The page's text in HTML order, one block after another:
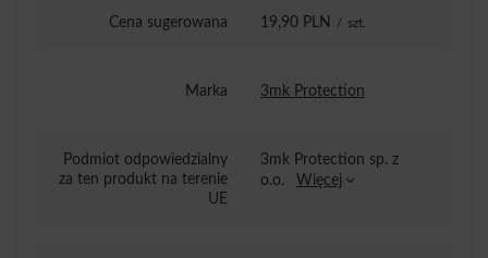
Cena sugerowana 19,90 PLN / szt.
Marka 3mk Protection
Podmiot odpowiedzialny
za ten produkt na terenie
UE
3mk Protection sp. z
o.o.
Więcej